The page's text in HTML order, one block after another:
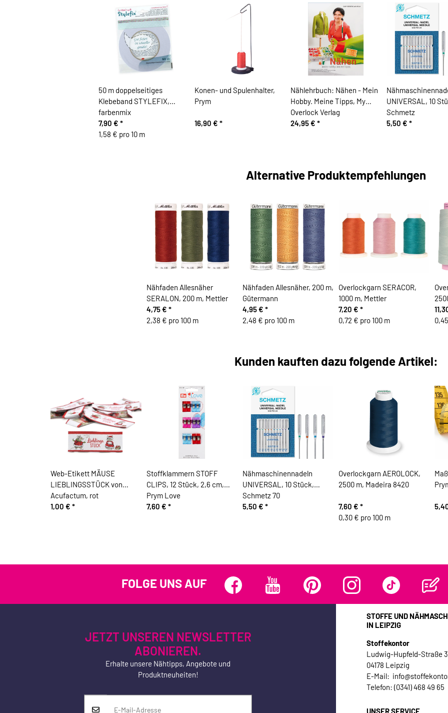
50 m doppelseitiges
Klebeband STYLEFIX,
farbenmix
7,90 € *
1,58 € pro 10 m
Konen- und Spulenhalter,
Prym
16,90 € *
Nählehrbuch: Nähen - Mein
Hobby. Meine Tipps, My
Overlock Verlag
24,95 € *
UNIVERSAL, 10
Schmetz
5,50 € *
Alternative Produktempfehlungen
Nähfaden Allesnäher
SERALON, 200 m, Mettler
4,75 € *
2,38 € pro 100 m
Nähfaden Allesnäher, 200 m,
Gütermann
4,95 € *
2,48 € pro 100 m
Overlockgarn SERACOR,
1000 m, Mettler
7,20 € *
0,72 € pro 100 m
Kunden kauften dazu folgende Artikel:
Web-Etikett MÄUSE
LIEBLINGSSTÜCK von
Acufactum, rot
1,00 € *
Stoffklammern STOFF
CLIPS, 12 Stück, 2,6 cm,
Prym Love
7,60 € *
Nähmaschinennadeln
UNIVERSAL, 10 Stück,
Schmetz 70
5,50 € *
Overlockgarn AEROLOCK,
2500 m, Madeira 8420
7,60 € *
0,30 € pro 100 m
FOLGE UNS AUF
JETZT UNSEREN NEWSLETTER
ABONIEREN.
Erhalte unsere Nähtipps, Angebote und
Produktneuheiten!
STOFFE UND
IN LEIPZIG
Stoffekontor
Ludwig-Hupfeld-Straße
04178 Leipzig
E-Mail:
Telefon: (0341) 468 49 65
UNSER SERVICE